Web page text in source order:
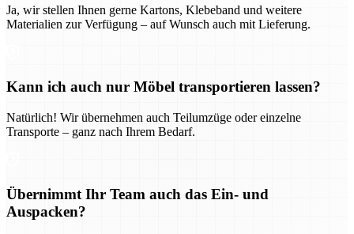
Ja, wir stellen Ihnen gerne Kartons, Klebeband und weitere
Materialien zur Verfügung – auf Wunsch auch mit Lieferung.
Kann ich auch nur Möbel transportieren lassen?
Natürlich! Wir übernehmen auch Teilumzüge oder einzelne
Transporte – ganz nach Ihrem Bedarf.
Übernimmt Ihr Team auch das Ein- und
Auspacken?